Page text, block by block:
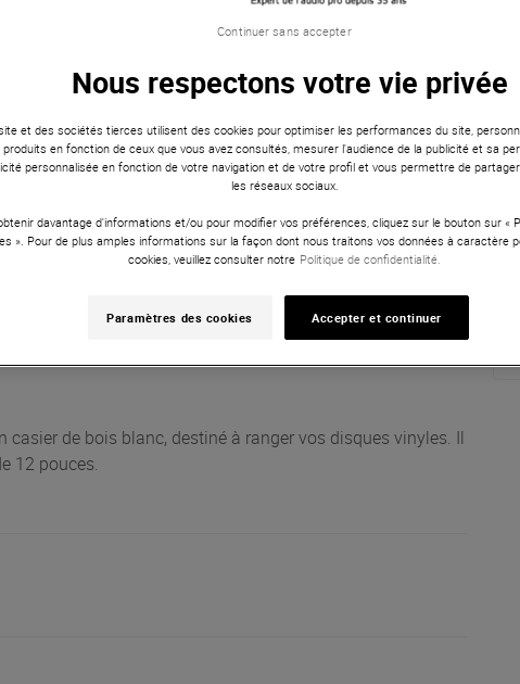
casier de bois blanc, destiné à ranger vos disques vinyles. Il
12 pouces.
Nous respectons votre vie privée
et des sociétés tierces utilisent des cookies pour optimiser les performances du site,
produits en fonction de ceux que vous avez consultés, mesurer l'audience de la publicité et sa
personnalisée en fonction de votre navigation et de votre profil et vous permettre de
les réseaux sociaux.
davantage d'informations et/ou pour modifier vos préférences, cliquez sur le bouton sur «
». Pour de plus amples informations sur la façon dont nous traitons vos données à caractère
cookies, veuillez consulter notre Politique de confidentialité.
Paramètres des cookies Accepter et continuer
Continuer sans accepter